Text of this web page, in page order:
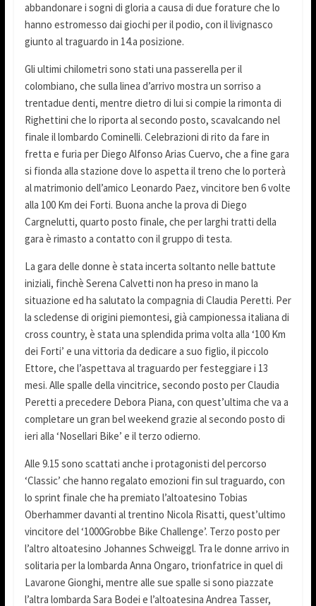
abbandonare i sogni di gloria a causa di due forature che lo
hanno estromesso dai giochi per il podio, con il livignasco
giunto al traguardo in 14.a posizione.
Gli ultimi chilometri sono stati una passerella per il
colombiano, che sulla linea d’arrivo mostra un sorriso a
trentadue denti, mentre dietro di lui si compie la rimonta di
Righettini che lo riporta al secondo posto, scavalcando nel
finale il lombardo Cominelli. Celebrazioni di rito da fare in
fretta e furia per Diego Alfonso Arias Cuervo, che a fine gara
si fionda alla stazione dove lo aspetta il treno che lo porterà
al matrimonio dell’amico Leonardo Paez, vincitore ben 6 volte
alla 100 Km dei Forti. Buona anche la prova di Diego
Cargnelutti, quarto posto finale, che per larghi tratti della
gara è rimasto a contatto con il gruppo di testa.
La gara delle donne è stata incerta soltanto nelle battute
iniziali, finchè Serena Calvetti non ha preso in mano la
situazione ed ha salutato la compagnia di Claudia Peretti. Per
la scledense di origini piemontesi, già campionessa italiana di
cross country, è stata una splendida prima volta alla ‘100 Km
dei Forti’ e una vittoria da dedicare a suo figlio, il piccolo
Ettore, che l’aspettava al traguardo per festeggiare i 13
mesi. Alle spalle della vincitrice, secondo posto per Claudia
Peretti a precedere Debora Piana, con quest’ultima che va a
completare un gran bel weekend grazie al secondo posto di
ieri alla ‘Nosellari Bike’ e il terzo odierno.
Alle 9.15 sono scattati anche i protagonisti del percorso
‘Classic’ che hanno regalato emozioni fin sul traguardo, con
lo sprint finale che ha premiato l’altoatesino Tobias
Oberhammer davanti al trentino Nicola Risatti, quest’ultimo
vincitore del ‘1000Grobbe Bike Challenge’. Terzo posto per
l’altro altoatesino Johannes Schweiggl. Tra le donne arrivo in
solitaria per la lombarda Anna Ongaro, trionfatrice in quel di
Lavarone Gionghi, mentre alle sue spalle si sono piazzate
l’altra lombarda Sara Bodei e l’altoatesina Andrea Tasser,